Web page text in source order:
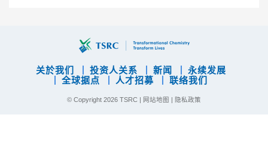
关於我们 投资人关系 新闻
永续发展
全球据点
人才招募 联络我们
© Copyright 2026 TSRC | 网站地图 | 隐私政策